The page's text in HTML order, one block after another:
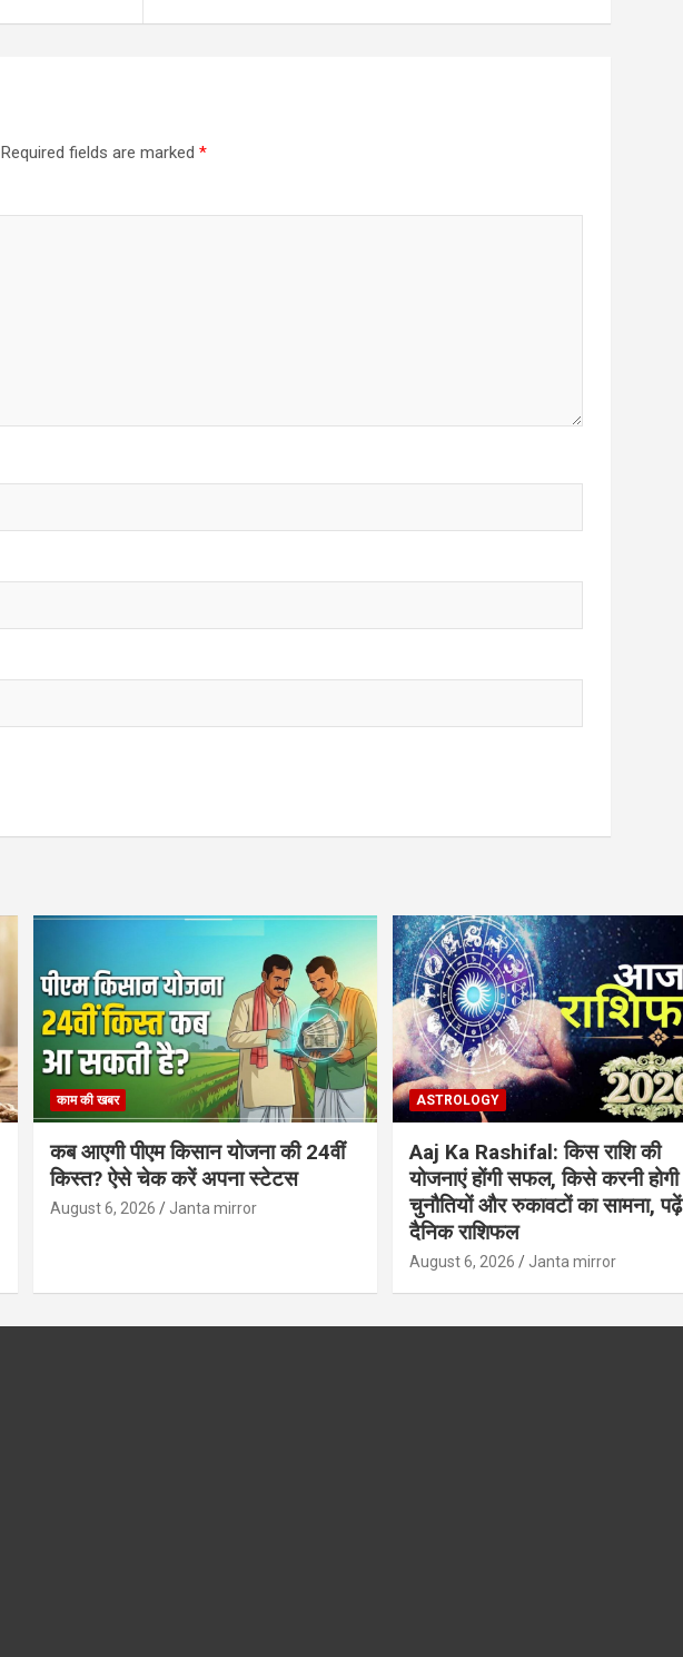
Required fields are marked *
काम की खबर
कब आएगी पीएम किसान योजना की 24वीं
किस्त? ऐसे चेक करें अपना स्टेटस
August 6, 2026 Janta mirror
ASTROLOGY
Aaj Ka Rashifal: किस राशि की
योजनाएं होंगी सफल, किसे करनी होगी
चुनौतियों और रुकावटों का सामना, पढ़ें
दैनिक राशिफल
August 6, 2026 Janta mirror